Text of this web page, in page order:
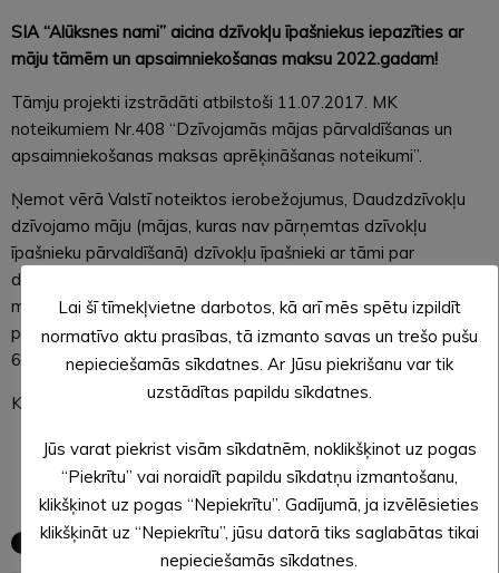
SIA “Alūksnes nami” aicina dzīvokļu īpašniekus iepazīties ar
māju tāmēm un apsaimniekošanas maksu 2022.gadam!
Tāmju projekti izstrādāti atbilstoši 11.07.2017. MK
noteikumiem Nr.408 “Dzīvojamās mājas pārvaldīšanas un
apsaimniekošanas maksas aprēķināšanas noteikumi”.
Ņemot vērā Valstī noteiktos ierobežojumus, Daudzdzīvokļu
dzīvojamo māju (mājas, kuras nav pārņemtas dzīvokļu
īpašnieku pārvaldīšanā) dzīvokļu īpašnieki ar tāmi par
dzīvojamās mājas pārvaldīšanas un apsaimniekošanas
maksu 2022.gadam var iepazīties elektroniski , sūtot
pieprasījumu uzinfo@aluksnesnami.lvvai zvanot +371
64321456
Klātienē pieņemšana netiek organizēta.
Lai šī tīmekļvietne darbotos, kā arī mēs spētu izpildīt
normatīvo aktu prasības, tā izmanto savas un trešo pušu
nepieciešamās sīkdatnes. Ar Jūsu piekrišanu var tik
uzstādītas papildu sīkdatnes.
Jūs varat piekrist visām sīkdatnēm, noklikšķinot uz pogas
“Piekrītu” vai noraidīt papildu sīkdatņu izmantošanu,
klikšķinot uz pogas “Nepiekrītu”. Gadījumā, ja izvēlēsieties
klikšķināt uz “Nepiekrītu”, jūsu datorā tiks saglabātas tikai
nepieciešamās sīkdatnes.